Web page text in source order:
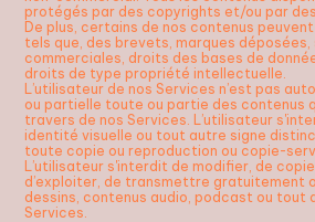
protégés par des copyrights et/ou par
De plus, certains de nos contenus
tels que, des brevets, marques
commerciales, droits des bases de
droits de type propriété intellectuelle.
L’utilisateur de nos Services n’est pas
ou partielle toute ou partie des contenus
travers de nos Services. L’utilisateur
identité visuelle ou tout autre signe
toute copie ou reproduction ou copie-
L’utilisateur s'interdit de modifier, de
d’exploiter, de transmettre gratuitement
dessins, contenus audio, podcast ou tout
Services.